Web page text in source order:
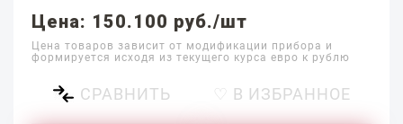
Цена: 150.100 руб./шт
Цена товаров зависит от модификации прибора и
формируется исходя из текущего курса евро к рублю
СРАВНИТЬ ♡ В ИЗБРАННОЕ